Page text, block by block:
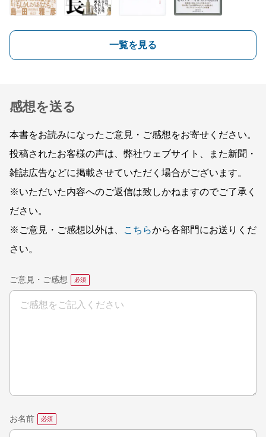
一覧を見る
感想を送る
本書をお読みになったご意見・ご感想をお寄せください。
投稿されたお客様の声は、弊社ウェブサイト、また新聞・
雑誌広告などに掲載させていただく場合がございます。
※いただいた内容へのご返信は致しかねますのでご了承く
ださい。
※ご意見・ご感想以外は、
こちらから各部門にお送りくだ
さい。
ご意見・ご感想
お名前